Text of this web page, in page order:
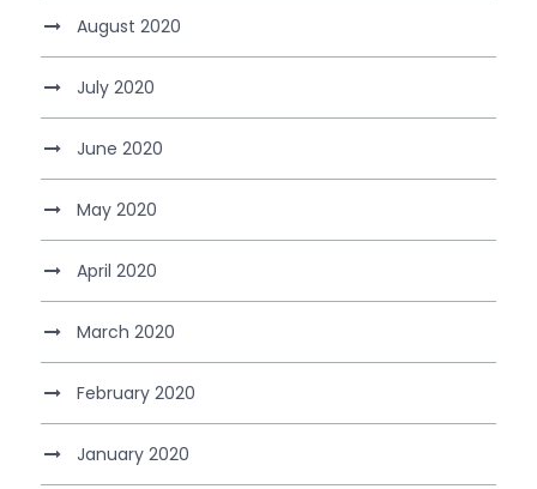
August 2020
July 2020
June 2020
May 2020
April 2020
March 2020
February 2020
January 2020